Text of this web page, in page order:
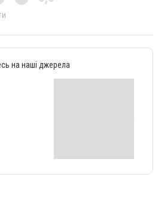
на наші джерела